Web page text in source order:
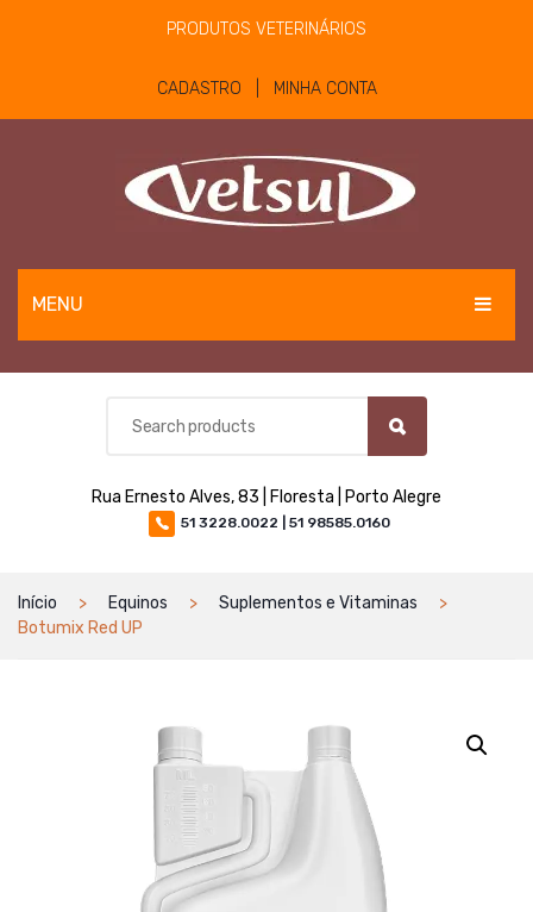
PRODUTOS VETERINÁRIOS
CADASTRO | MINHA CONTA
MENU
EQUINOS
BOVINOS E OVINOS
MATERIAIS E EQUIPAMENTOS
Rua Ernesto Alves, 83 | Floresta | Porto Alegre
51 3228.0022 | 51 98585.0160
Início Equinos
Suplementos e Vitaminas
Botumix Red UP